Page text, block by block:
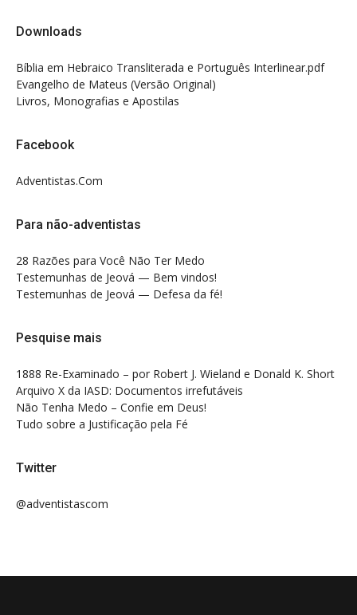
Downloads
Bíblia em Hebraico Transliterada e Português Interlinear.pdf
Evangelho de Mateus (Versão Original)
Livros, Monografias e Apostilas
Facebook
Adventistas.Com
Para não-adventistas
28 Razões para Você Não Ter Medo
Testemunhas de Jeová — Bem vindos!
Testemunhas de Jeová — Defesa da fé!
Pesquise mais
1888 Re-Examinado – por Robert J. Wieland e Donald K. Short
Arquivo X da IASD: Documentos irrefutáveis
Não Tenha Medo – Confie em Deus!
Tudo sobre a Justificação pela Fé
Twitter
@adventistascom